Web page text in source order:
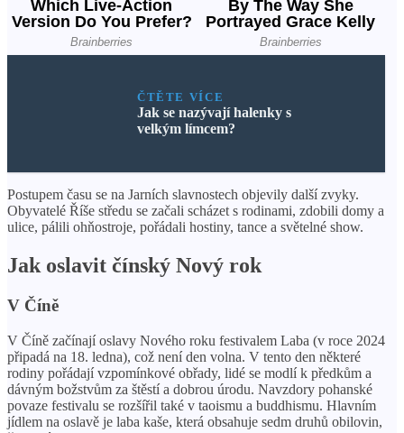
ČTĚTE VÍCE
Jak se nazývají halenky s
velkým límcem?
Postupem času se na Jarních slavnostech objevily další zvyky.
Obyvatelé Říše středu se začali scházet s rodinami, zdobili domy a
ulice, pálili ohňostroje, pořádali hostiny, tance a světelné show.
Jak oslavit čínský Nový rok
V Číně
V Číně začínají oslavy Nového roku festivalem Laba (v roce 2024
připadá na 18. ledna), což není den volna. V tento den některé
rodiny pořádají vzpomínkové obřady, lidé se modlí k předkům a
dávným božstvům za štěstí a dobrou úrodu. Navzdory pohanské
povaze festivalu se rozšířil také v taoismu a buddhismu. Hlavním
jídlem na oslavě je laba kaše, která obsahuje sedm druhů obilovin,